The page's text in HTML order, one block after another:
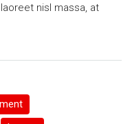
nisl massa, at